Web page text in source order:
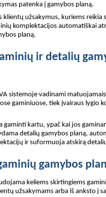
patenka į gamybos planą.
klientų užsakymus, kuriems reikia
komplektacijos automatiškai
planą.
ir detalių
sistemoje vadinami
gaminiuose, tiek įvairaus lygio
gaminti kartu, ypač kai jos
detalių gamybos planą,
ir suformuoja atskirą
gamybos
keliems skirtingiems
užsakymams arba iš anksto į